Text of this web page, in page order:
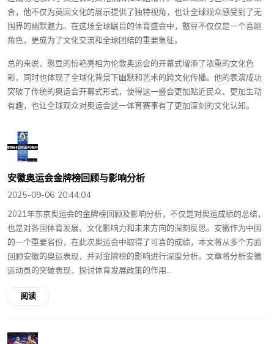
合，他不仅为英国文化的展示提供了独特视角，也让全球观众感受到了无
国界的幽默魅力。在这场全球瞩目的体育盛会中，憨豆不仅仅是一个喜剧
角色，更成为了文化交流和全球团结的重要象征。
总的来说，憨豆的惊艳亮相为伦敦奥运会的开幕式增添了浓重的文化色
彩，同时也体现了全球化背景下幽默和艺术的跨文化传播。他的表演成功
突破了传统的奥运会开幕式形式，使得这一盛会更加贴近民众、更加生动
有趣，也让全球观众对奥运会这一体育赛事有了更加深刻的文化认知。
安徽奥运会金牌榜回顾与影响分析
2025-09-06 20:44:04
2021年东京奥运会的金牌榜回顾及影响分析，不仅是对奥运成绩的总结，
也是对各国体育发展、文化影响力和未来方向的深刻反思。安徽作为中国
的一个重要省份，在此次奥运会中取得了可喜的成绩，本文将从多个方面
回顾安徽的奥运表现，并对金牌榜的影响进行深度分析。文章将分析安徽
运动员的突破表现，探讨体育发展政策的作用...
阅读